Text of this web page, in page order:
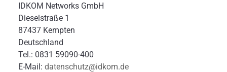
IDKOM Networks GmbH
Dieselstraße 1
87437 Kempten
Deutschland
Tel.: 0831 59090-400
E-Mail: datenschutz@idkom.de